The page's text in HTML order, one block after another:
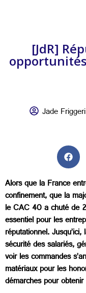
[JdR]
opportunités
Jade Friggeri
Alors que la France
confinement, que la
le CAC 40 a chuté de
essentiel pour les
réputationnel.
sécurité des salariés,
voir les commandes
matériaux pour les
démarches pour obtenir